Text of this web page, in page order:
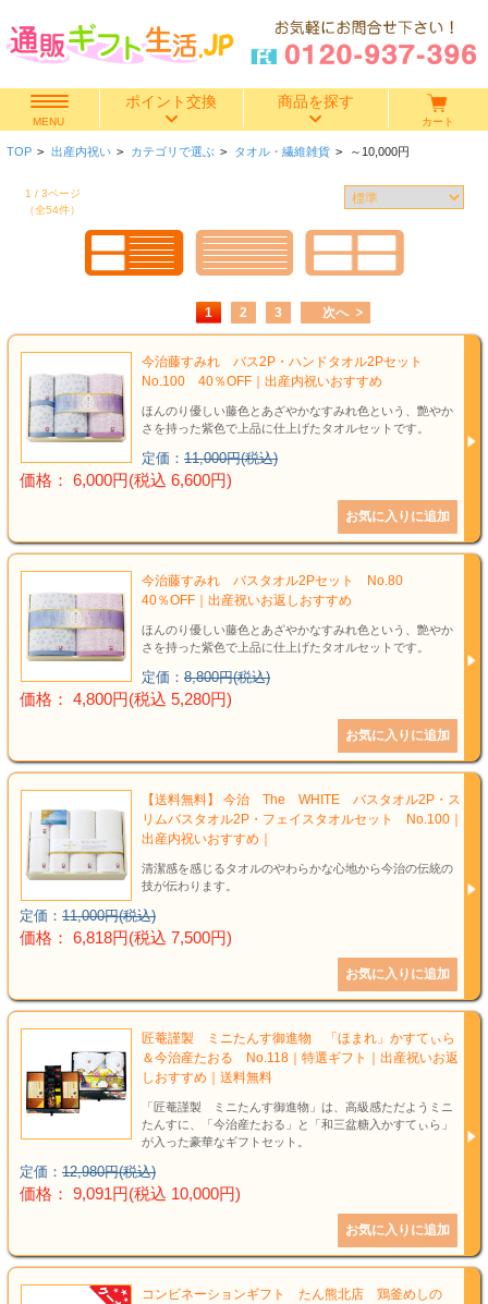
MENU
ポイント交換 商品を探す
香典返し
出産内祝い
結婚引き出物
出産祝い
結婚祝い
新築祝い
初盆・新盆
お中元
プレゼント
長寿のお祝い
各種記念品
カタログ
その他
カート
TOP > 出産内祝い > カテゴリで選ぶ > タオル・繊維雑貨 > ～10,000円
1 / 3ページ
（全54件）
1 2 3 次へ
今治藤すみれ バス2P・ハンドタオル2Pセット
No.100 40％OFF｜出産内祝いおすすめ
ほんのり優しい藤色とあざやかなすみれ色という、艶やか
さを持った紫色で上品に仕上げたタオルセットです。
定価： 11,000円(税込)
価格： 6,000円(税込 6,600円)
今治藤すみれ バスタオル2Pセット No.80
40％OFF｜出産祝いお返しおすすめ
ほんのり優しい藤色とあざやかなすみれ色という、艶やか
さを持った紫色で上品に仕上げたタオルセットです。
定価： 8,800円(税込)
価格： 4,800円(税込 5,280円)
【送料無料】 今治 The WHITE バスタオル2P・ス
リムバスタオル2P・フェイスタオルセット No.100｜
出産内祝いおすすめ｜
清潔感を感じるタオルのやわらかな心地から今治の伝統の
技が伝わります。
定価： 11,000円(税込)
価格： 6,818円(税込 7,500円)
匠菴謹製 ミニたんす御進物 「ほまれ」かすてぃら
＆今治産たおる No.118｜特選ギフト｜出産祝いお返
しおすすめ｜送料無料
「匠菴謹製 ミニたんす御進物」は、高級感ただようミニ
たんすに、「今治産たおる」と「和三盆糖入かすてぃら」
が入った豪華なギフトセット。
定価： 12,980円(税込)
価格： 9,091円(税込 10,000円)
コンビネーションギフト たん熊北店 鶏釜めしの